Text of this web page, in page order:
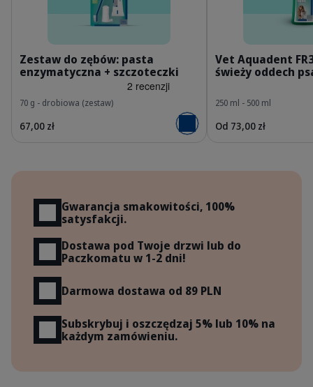
Zestaw do zębów: pasta
enzymatyczna + szczoteczki
70 g - drobiowa (zestaw)
67,00 zł Dodaj do koszyka
Vet Aquadent
świeży oddech
250 ml - 500 ml
Od 73,00 zł
Gwarancja smakowitości, 100%
satysfakcji.
Dostawa pod Twoje drzwi lub do
Paczkomatu w 1-2 dni!
Darmowa dostawa od 89 PLN
Subskrybuj i oszczędzaj 5% lub 10% na
każdym zamówieniu.